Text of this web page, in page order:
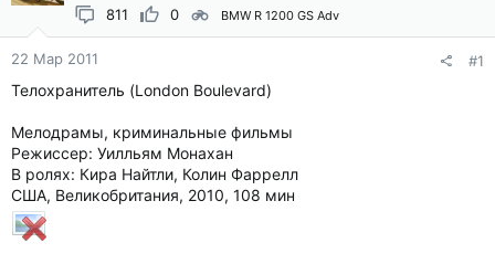
811 0 BMW R 1200 GS Adv
22 Мар 2011 #1
Телохранитель (London Boulevard)
Мелодрамы, криминальные фильмы
Режиссер: Уилльям Монахан
В ролях: Кира Найтли, Колин Фаррелл
США, Великобритания, 2010, 108 мин